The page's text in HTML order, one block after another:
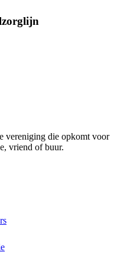
vereniging die opkomt voor
vriend of buur.